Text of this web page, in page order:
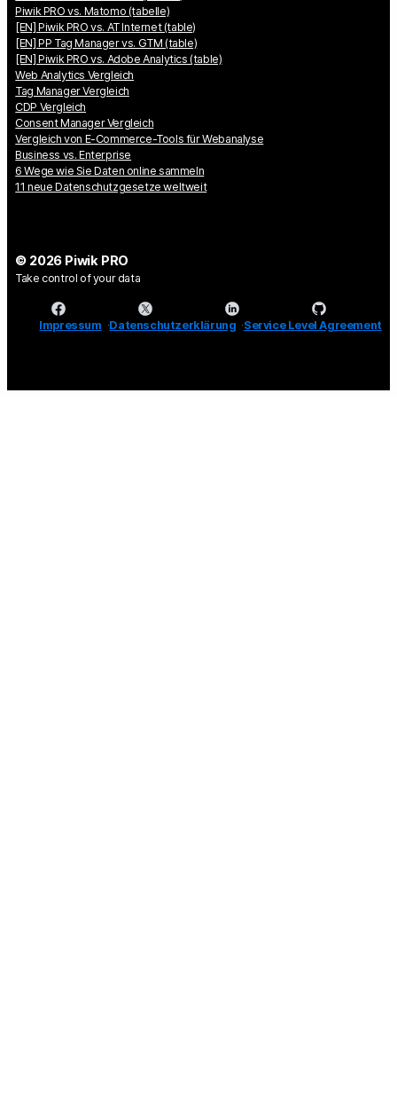
Piwik PRO vs. Matomo (tabelle)
[EN] Piwik PRO vs. AT Internet (table)
[EN] PP Tag Manager vs. GTM (table)
[EN] Piwik PRO vs. Adobe Analytics (table)
Web Analytics Vergleich
Tag Manager Vergleich
CDP Vergleich
Consent Manager Vergleich
Vergleich von E-Commerce-Tools für Webanalyse
Business vs. Enterprise
6 Wege wie Sie Daten online sammeln
11 neue Datenschutzgesetze weltweit
© 2026 Piwik PRO
Take control of your data
Impressum Datenschutzerklärung Service Level Agreement